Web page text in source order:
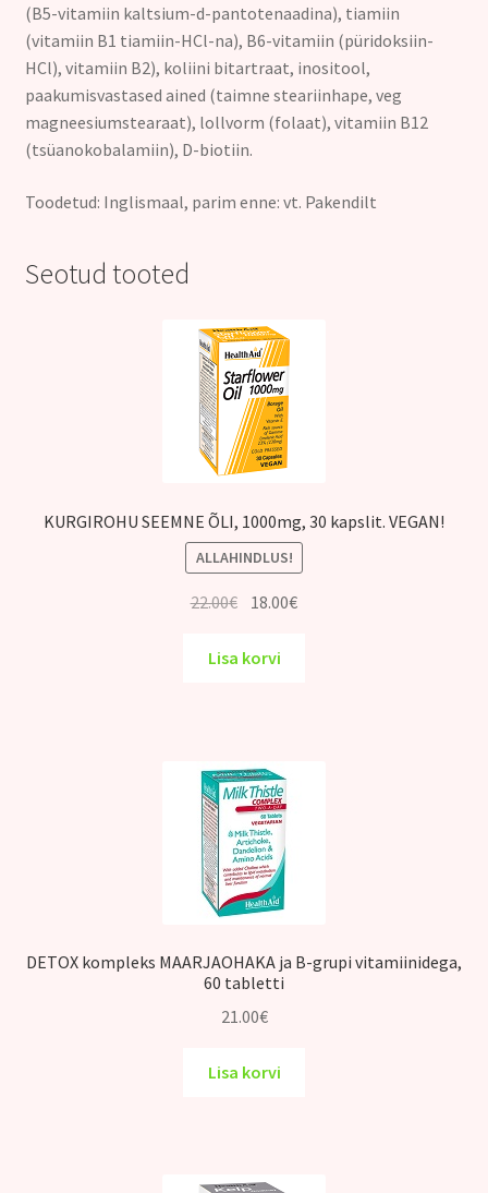
(B5-vitamiin kaltsium-d-pantotenaadina), tiamiin
(vitamiin B1 tiamiin-HCl-na), B6-vitamiin (püridoksiin-
HCl), vitamiin B2), koliini bitartraat, inositool,
paakumisvastased ained (taimne steariinhape, veg
magneesiumstearaat), lollvorm (folaat), vitamiin B12
(tsüanokobalamiin), D-biotiin.
Toodetud: Inglismaal, parim enne: vt. Pakendilt
Seotud tooted
KURGIROHU SEEMNE ÕLI, 1000mg, 30 kapslit. VEGAN!
ALLAHINDLUS!
22.00€ Algne
oli:
18.00€Praegune
Lisa korvi
DETOX kompleks MAARJAOHAKA ja B-grupi vitamiinidega,
60 tabletti
21.00€
Lisa korvi